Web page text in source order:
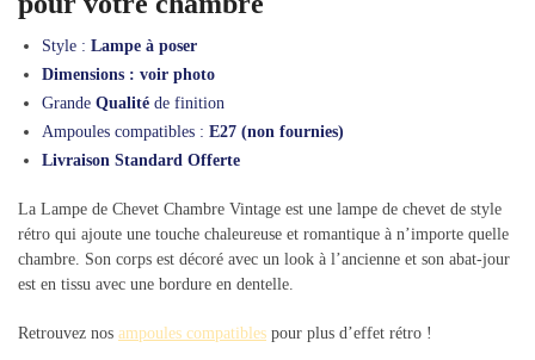
Style : Lampe à poser
Dimensions : voir photo
Grande Qualité de finition
Ampoules compatibles : E27 (non fournies)
Livraison Standard Offerte
La Lampe de Chevet Chambre Vintage est une lampe de chevet de style
rétro qui ajoute une touche chaleureuse et romantique à n’importe quelle
chambre. Son corps est décoré avec un look à l’ancienne et son abat-jour
est en tissu avec une bordure en dentelle.
Retrouvez nos ampoules compatibles pour plus d’effet rétro !